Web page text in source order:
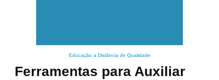
Educação a Distância de Qualidade
Ferramentas para Auxiliar